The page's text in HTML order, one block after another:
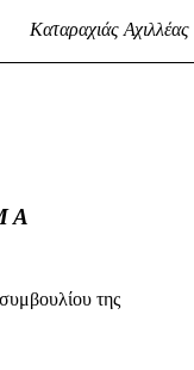
Καταραχιάς Αχιλλέας
Α
της